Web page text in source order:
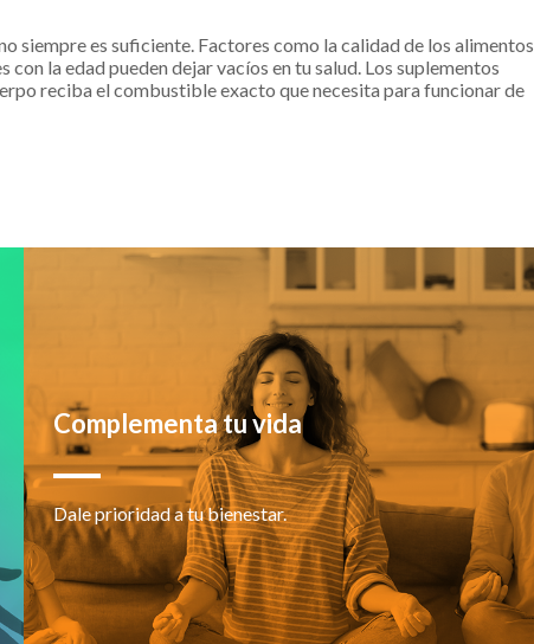
siempre es suficiente. Factores como la calidad de los alimentos
la edad pueden dejar vacíos en tu salud. Los suplementos
reciba el combustible exacto que necesita para funcionar de
Complementa tu vida
Dale prioridad a tu bienestar.